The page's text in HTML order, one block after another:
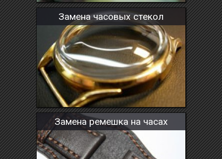
Замена часовых стекол
Замена ремешка на часах